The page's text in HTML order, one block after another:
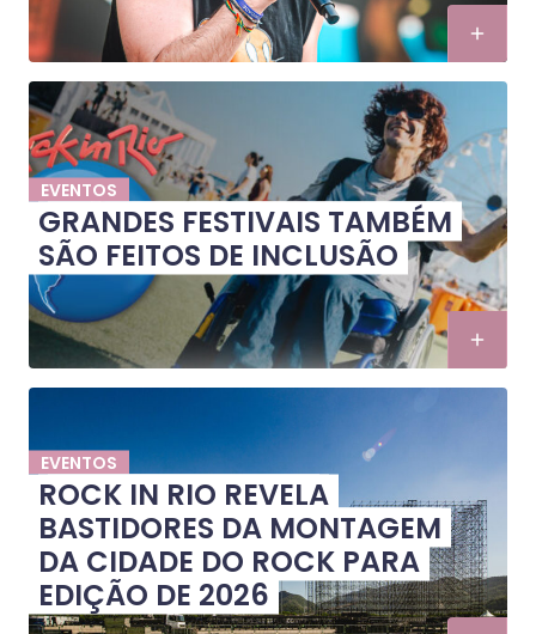
EVENTOS
GRANDES FESTIVAIS TAMBÉM
SÃO FEITOS DE INCLUSÃO
EVENTOS
ROCK IN RIO REVELA
BASTIDORES DA MONTAGEM
DA CIDADE DO ROCK PARA
EDIÇÃO DE 2026